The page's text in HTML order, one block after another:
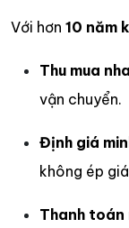
Với hơn 10 năm
Thu mua
vận chuyển.
Định giá
không ép
Thanh toán